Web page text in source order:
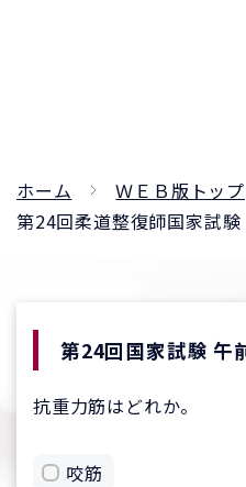
ホーム ＷＥＢ版トップ
第24回柔道整復師国家試
第24回国家試験 午
抗重力筋はどれか。
咬筋